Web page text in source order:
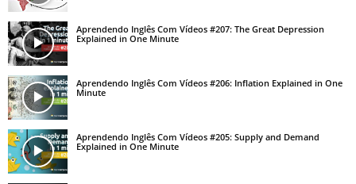
Aprendendo Inglês Com Vídeos #207: The Great Depression
Explained in One Minute
Aprendendo Inglês Com Vídeos #206: Inflation Explained in One
Minute
Aprendendo Inglês Com Vídeos #205: Supply and Demand
Explained in One Minute